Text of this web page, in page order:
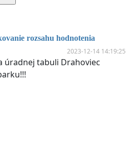
rozsahu hodnotenia
2023-12-14 14:19:25
úradnej tabuli Drahoviec